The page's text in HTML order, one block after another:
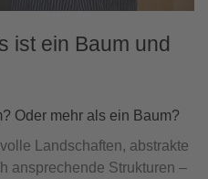
ist ein Baum und
Oder mehr als ein Baum?
Landschaften, abstrakte
ansprechende Strukturen –